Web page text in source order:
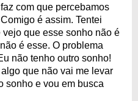
com que percebamos
é assim. Tentei
que esse sonho não é
é esse. O problema
não tenho outro sonho!
que não vai me levar
sonho e vou em busca